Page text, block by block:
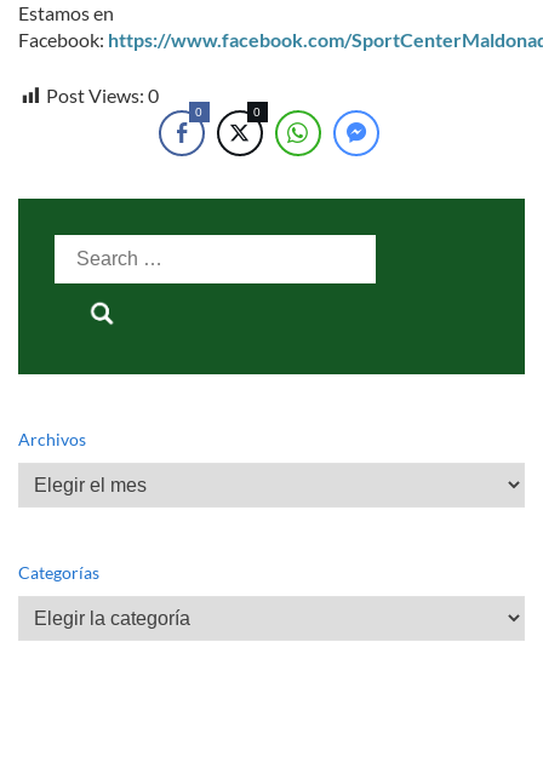
Estamos en
Facebook: https://www.facebook.com/
Post Views: 0
0 0
Search
Archivos
Archivos
Categorías
Categorías